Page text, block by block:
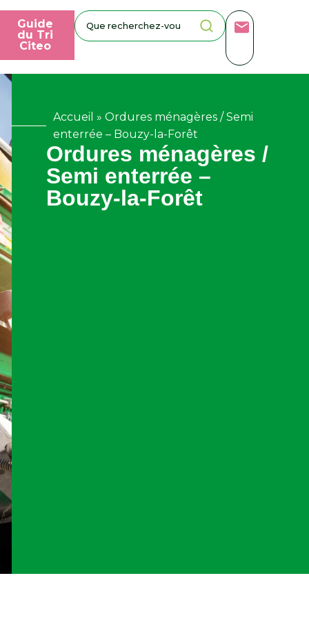
Guide
du Tri
Citeo
Accueil » Ordures ménagères / Semi
enterrée – Bouzy-la-Forêt
Ordures ménagères /
Semi enterrée –
Bouzy-la-Forêt